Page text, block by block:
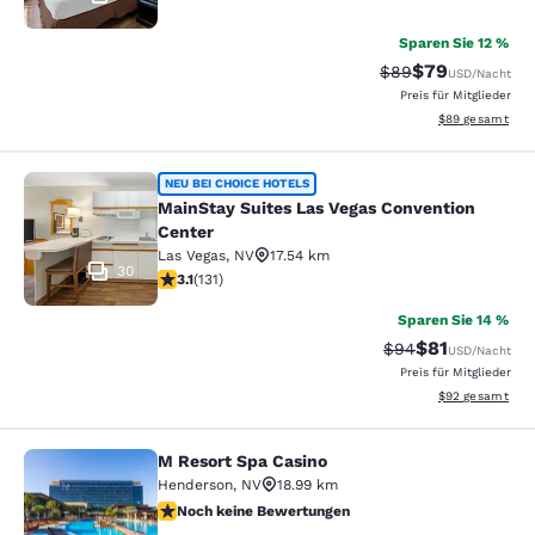
Sparen Sie 12 %
Durchgestrichener
$89Vergünstigter
$79USD/Nacht
Preis für Mitglieder
Geschätzte
$89 gesamt
MainStay Suites Las Vegas
30
NEU BEI CHOICE HOTELS
MainStay Suites Las Vegas Convention
Center
Las Vegas, NV
17.54 km
3.12-Sterne-Bewertung. Gut. 131 Bewertungen
3.1(131)
Sparen Sie 14 %
$94Vergünstigter
$81USD/Nacht
Preis für Mitglieder
Geschätzte
$92 gesamt
M Resort Spa Casino
M Resort Spa Casino
Henderson, NV
18.99 km
Noch keine Bewertungen
Noch keine Bewertungen